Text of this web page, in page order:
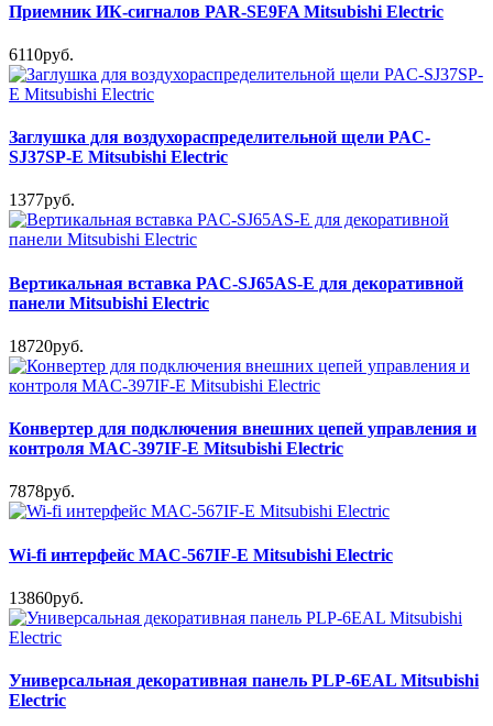
Приемник ИК-сигналов PAR-SE9FA Mitsubishi Electric
6110руб.
Заглушка для воздухораспределительной щели PAC-
SJ37SP-E Mitsubishi Electric
1377руб.
Вертикальная вставка PAC-SJ65AS-E для декоративной
панели Mitsubishi Electric
18720руб.
Конвертер для подключения внешних цепей управления и
контроля MAC-397IF-E Mitsubishi Electric
7878руб.
Wi-fi интерфейс MAC-567IF-E Mitsubishi Electric
13860руб.
Универсальная декоративная панель PLP-6EAL Mitsubishi
Electric